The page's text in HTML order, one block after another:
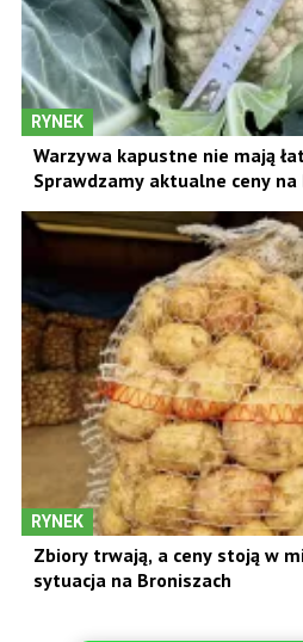
RYNEK
Warzywa kapustne nie mają
Sprawdzamy aktualne ceny na
RYNEK
Zbiory trwają, a ceny stoją w
sytuacja na Broniszach